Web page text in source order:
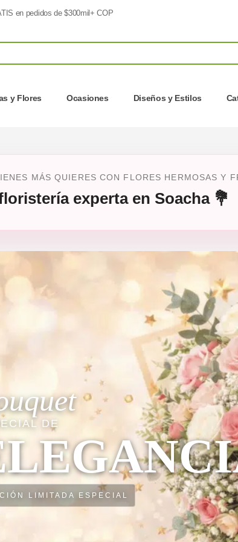
en pedidos de $300mil+ COP
y Flores Ocasiones Diseños y Estilos
MÁS QUIERES CON FLORES HERMOSAS Y
experta en Soacha 💐
DE
LIMITADA ESPECIAL